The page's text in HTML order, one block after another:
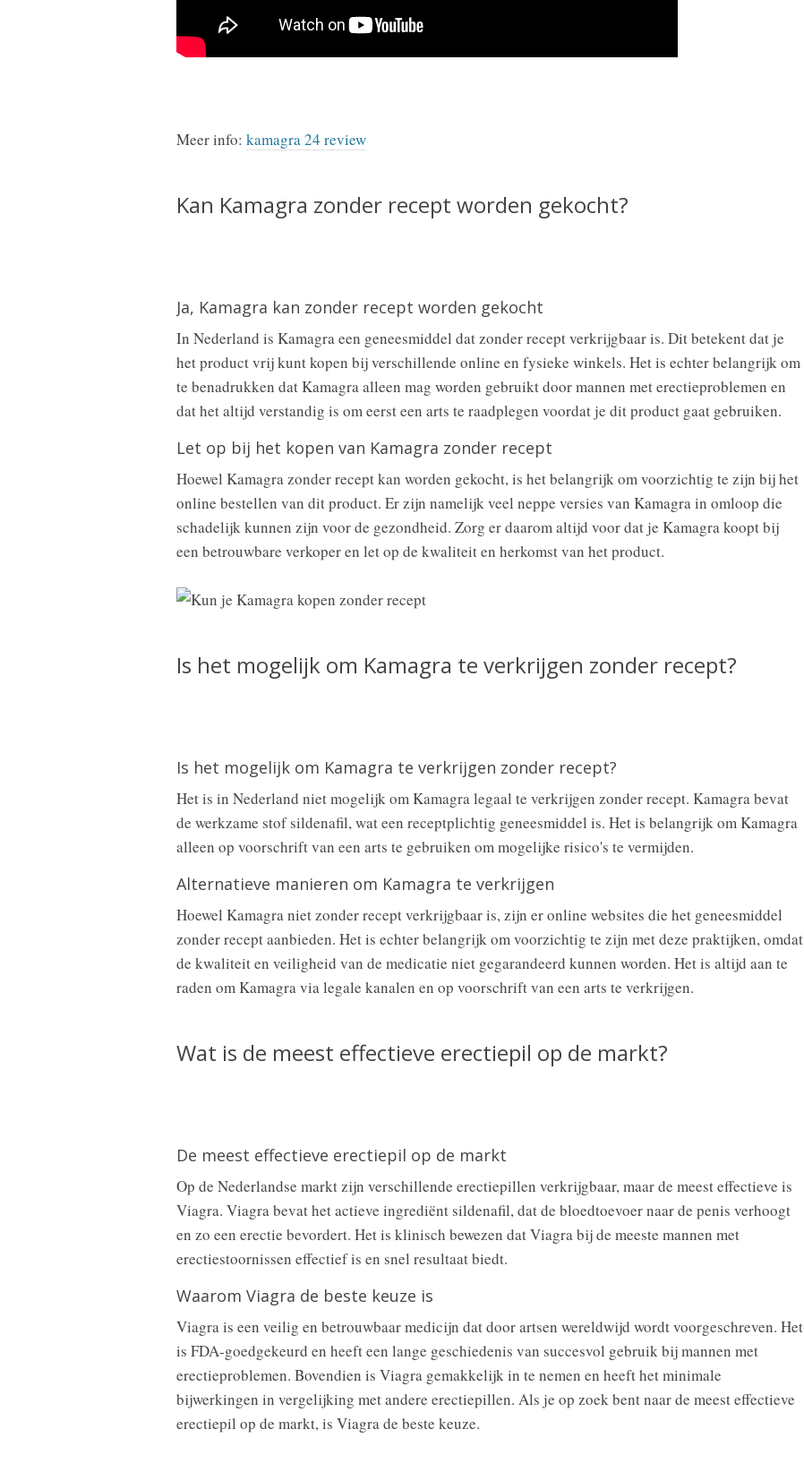
Meer info: kamagra 24 review
Kan Kamagra zonder recept worden gekocht?
Ja, Kamagra kan zonder recept worden gekocht
In Nederland is Kamagra een geneesmiddel dat zonder recept verkrijgbaar is. Dit betekent dat je
het product vrij kunt kopen bij verschillende online en fysieke winkels. Het is echter belangrijk om
te benadrukken dat Kamagra alleen mag worden gebruikt door mannen met erectieproblemen en
dat het altijd verstandig is om eerst een arts te raadplegen voordat je dit product gaat gebruiken.
Let op bij het kopen van Kamagra zonder recept
Hoewel Kamagra zonder recept kan worden gekocht, is het belangrijk om voorzichtig te zijn bij het
online bestellen van dit product. Er zijn namelijk veel neppe versies van Kamagra in omloop die
schadelijk kunnen zijn voor de gezondheid. Zorg er daarom altijd voor dat je Kamagra koopt bij
een betrouwbare verkoper en let op de kwaliteit en herkomst van het product.
Is het mogelijk om Kamagra te verkrijgen zonder recept?
Is het mogelijk om Kamagra te verkrijgen zonder recept?
Het is in Nederland niet mogelijk om Kamagra legaal te verkrijgen zonder recept. Kamagra bevat
de werkzame stof sildenafil, wat een receptplichtig geneesmiddel is. Het is belangrijk om Kamagra
alleen op voorschrift van een arts te gebruiken om mogelijke risico's te vermijden.
Alternatieve manieren om Kamagra te verkrijgen
Hoewel Kamagra niet zonder recept verkrijgbaar is, zijn er online websites die het geneesmiddel
zonder recept aanbieden. Het is echter belangrijk om voorzichtig te zijn met deze praktijken, omdat
de kwaliteit en veiligheid van de medicatie niet gegarandeerd kunnen worden. Het is altijd aan te
raden om Kamagra via legale kanalen en op voorschrift van een arts te verkrijgen.
Wat is de meest effectieve erectiepil op de markt?
De meest effectieve erectiepil op de markt
Op de Nederlandse markt zijn verschillende erectiepillen verkrijgbaar, maar de meest effectieve is
Viagra. Viagra bevat het actieve ingrediënt sildenafil, dat de bloedtoevoer naar de penis verhoogt
en zo een erectie bevordert. Het is klinisch bewezen dat Viagra bij de meeste mannen met
erectiestoornissen effectief is en snel resultaat biedt.
Waarom Viagra de beste keuze is
Viagra is een veilig en betrouwbaar medicijn dat door artsen wereldwijd wordt voorgeschreven. Het
is FDA-goedgekeurd en heeft een lange geschiedenis van succesvol gebruik bij mannen met
erectieproblemen. Bovendien is Viagra gemakkelijk in te nemen en heeft het minimale
bijwerkingen in vergelijking met andere erectiepillen. Als je op zoek bent naar de meest effectieve
erectiepil op de markt, is Viagra de beste keuze.